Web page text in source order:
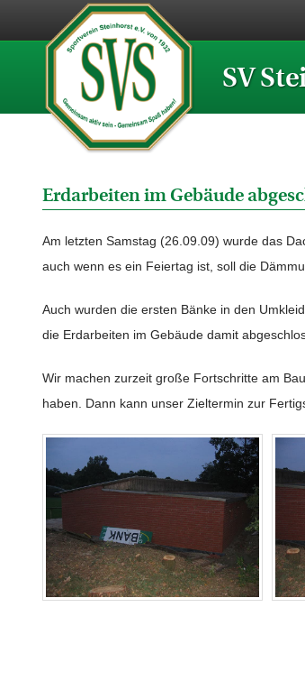
SV
Erdarbeiten im Gebäude
Am letzten Samstag (26.09.09) wurde das
auch wenn es ein Feiertag ist, soll die
Auch wurden die ersten Bänke in den
die Erdarbeiten im Gebäude damit
Wir machen zurzeit große Fortschritte am
haben. Dann kann unser Zieltermin zur